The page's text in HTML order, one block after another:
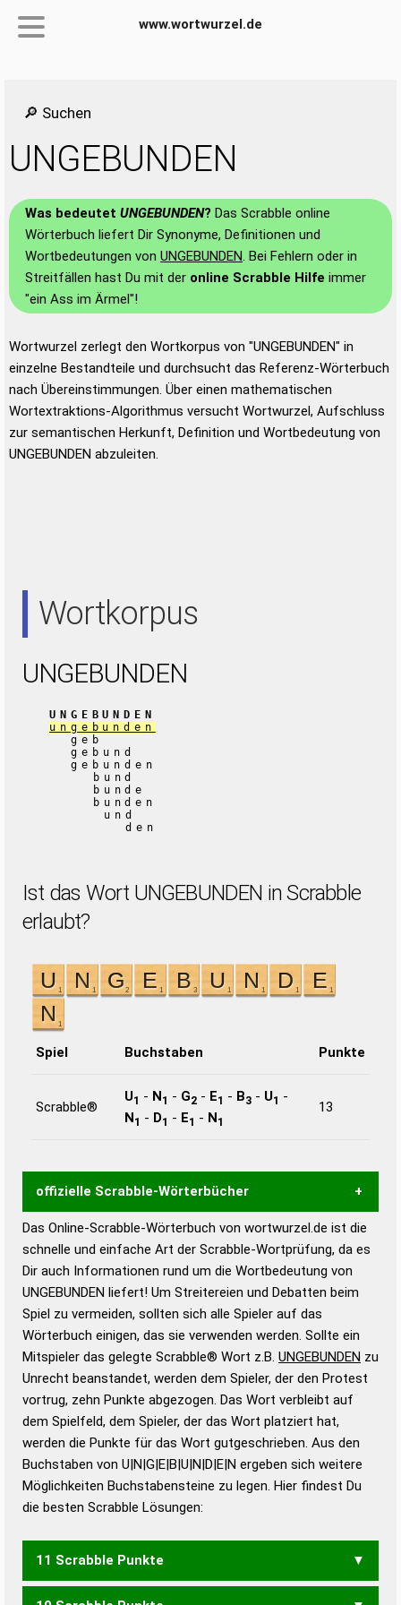
www.wortwurzel.de
🔎 Suchen
UNGEBUNDEN
Was bedeutet UNGEBUNDEN? Das Scrabble online
Wörterbuch liefert Dir Synonyme, Definitionen und
Wortbedeutungen von UNGEBUNDEN. Bei Fehlern oder in
Streitfällen hast Du mit der online Scrabble Hilfe immer
"ein Ass im Ärmel"!
Wortwurzel zerlegt den Wortkorpus von "UNGEBUNDEN" in
einzelne Bestandteile und durchsucht das Referenz-Wörterbuch
nach Übereinstimmungen. Über einen mathematischen
Wortextraktions-Algorithmus versucht Wortwurzel, Aufschluss
zur semantischen Herkunft, Definition und Wortbedeutung von
UNGEBUNDEN abzuleiten.
Wortkorpus
UNGEBUNDEN
UNGEBUNDEN
ungebunden
geb
gebund
gebunden
bund
bunde
bunden
und
den
Ist das Wort UNGEBUNDEN in Scrabble
erlaubt?
Spiel Buchstaben Punkte
Scrabble®
U1 - N1 - G2 - E1 - B3 - U1 -
N1 - D1 - E1 - N1
13
offizielle Scrabble-Wörterbücher
Wortwurzel liefert mit Hilfe eines semantischen
Wortanalyse-Algorithmus gute Anhaltspunkte zu
Wortbedeutung, Worttrennung und Wortform, um die
Gültigkeit eines Wortes für das Scrabble-Spiel zu
bestimmen! zugelassene Turnier Scrabble-
Wörterbücher sind:
Duden – Standardwerk in 12 Bänden
Duden – Richtiges und gutes
Deutsch
Duden – Die deutsche Grammatik
Duden – Deutsches
Universalwörterbuch
Das Online-Scrabble-Wörterbuch von wortwurzel.de ist die
schnelle und einfache Art der Scrabble-Wortprüfung, da es
Dir auch Informationen rund um die Wortbedeutung von
UNGEBUNDEN liefert! Um Streitereien und Debatten beim
Spiel zu vermeiden, sollten sich alle Spieler auf das
Wörterbuch einigen, das sie verwenden werden. Sollte ein
Mitspieler das gelegte Scrabble® Wort z.B. UNGEBUNDEN zu
Unrecht beanstandet, werden dem Spieler, der den Protest
vortrug, zehn Punkte abgezogen. Das Wort verbleibt auf
dem Spielfeld, dem Spieler, der das Wort platziert hat,
werden die Punkte für das Wort gutgeschrieben. Aus den
Buchstaben von U|N|G|E|B|U|N|D|E|N ergeben sich weitere
Möglichkeiten Buchstabensteine zu legen. Hier findest Du
die besten Scrabble Lösungen:
11 Scrabble Punkte